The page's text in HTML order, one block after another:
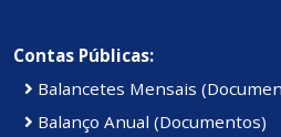
Contas Públicas:
Balancetes Mensais
Balanço Anual (Documentos)